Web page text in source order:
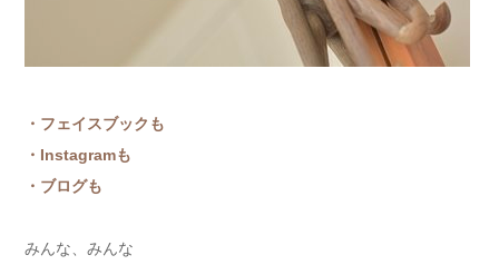
・フェイスブックも
・Instagramも
・ブログも
みんな、みんな